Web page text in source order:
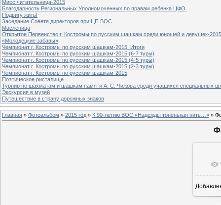
Мисс читательница-2015
Благодарность Региональных Уполномоченных по правам ребенка ЦФО
Подвигу жить!
Заседание Совета директоров при ЦП ВОС
Масленица
Открытое Первенство г. Костромы по русским шашкам среди юношей и девушек-
«Молодецкие забавы»
Чемпионат г. Костромы по русским шашкам-2015. Итоги
Чемпионат г. Костромы по русским шашкам-2015 (6-7 туры)
Чемпионат г. Костромы по русским шашкам-2015 (4-5 туры)
Чемпионат г. Костромы по русским шашкам-2015 (2-3 туры)
Чемпионат г. Костромы по русским шашкам-2015
Поэтическое ристалище
Турнир по шахматам и шашкам памяти А. С. Чижова среди учащихся специальных
Экскурсия в музей
Путешествие в страну дорожных знаков
Главная » Фотоальбом » 2015 год » К 90-летию ВОС «Надежды тоненькая нить…» »